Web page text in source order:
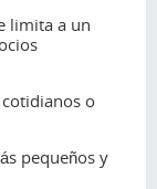
limita a un
o
pequeños y